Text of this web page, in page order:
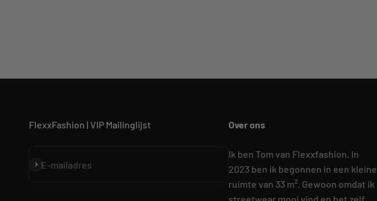
FlexxFashion | VIP Mailinglijst
E-mailadres
Abonneren
Over ons
Ik ben Tom van Flexxfashion. In
2023 ben ik begonnen in een kleine
ruimte van 33 m². Gewoon omdat ik